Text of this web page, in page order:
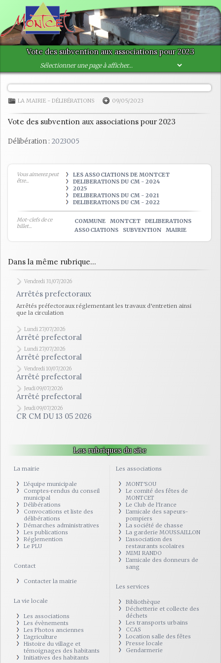
Vote des subvention aux associations pour 2023
LA MAIRIE - DÉLIBÉRATIONS 09/05/2023
Vote des subvention aux associations pour 2023
Délibération : 2023005
Vous aimerez peut
être...
LES ASSOCIATIONS DE MONTCET
DELIBERATIONS DU CM - 2024
2025
DELIBERATIONS DU CM - 2021
DELIBERATIONS DU CM - 2022
Mot-clefs de ce
billet...
COMMUNE MONTCET
DELIBERATIONS
ASSOCIATIONS
SUBVENTION MAIRIE
Dans la même rubrique...
Vendredi 31/07/2026
Arrêtés prefectoraux
Arrêtés préfectoraux réglementant les travaux d’entretien ainsi
que la circulation
Lundi 27/07/2026
Arrêté prefectoral
Lundi 27/07/2026
Arrêté prefectoral
Vendredi 10/07/2026
Arrêté prefectoral
Jeudi 09/07/2026
Arrêté prefectoral
Jeudi 09/07/2026
CR CM DU 13 05 2026
Les rubriques du site
La mairie
L'équipe municipale
Comptes-rendus du conseil
municipal
Délibérations
Convocations et liste des
délibérations
Démarches administratives
Les publications
Réglemention
Le PLU
Contact
Contacter la mairie
La vie locale
Les associations
Les évènements
Les Photos anciennes
L'agriculture
Histoire du village et
témoignages des habitants
Initiatives des habitants
Les associations
MONT'SOU
Le comité des fêtes de
MONTCET
Le Club de l'Irance
L'amicale des sapeurs-
pompiers
La société de chasse
La garderie MOUSSAILLON
L'association des
restaurants scolaires
MIMI RANDO
L'amicale des donneurs de
sang
Les services
Bibliothèque
Déchetterie et collecte des
déchets
Les transports urbains
CCAS
Location salle des fêtes
Presse locale
Gendarmerie